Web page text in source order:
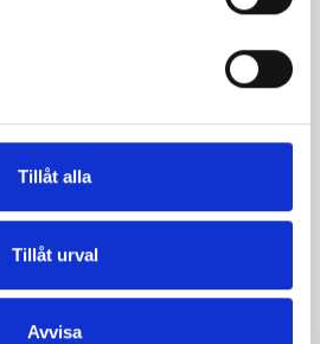
Tillåt alla
Tillåt urval
Avvisa
1000g